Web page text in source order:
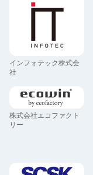
インフォテック株式会
社
株式会社エコファクト
リー